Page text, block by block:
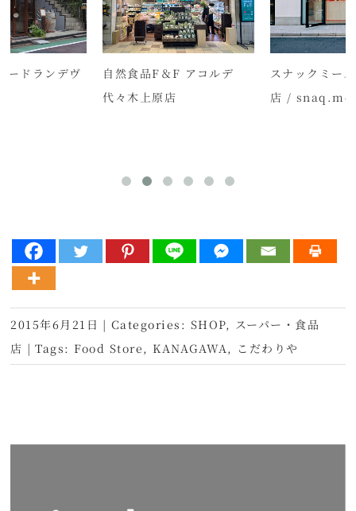
ードランデヴ
自然食品F＆F アコルデ
代々木上原店
スナックミー
店 /
2015年6月21日 | Categories: SHOP, スーパー・食品
店 | Tags: Food Store , KANAGAWA , こだわりや